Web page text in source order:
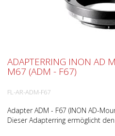
ADAPTERRING INON AD
M67 (ADM - F67)
FL-AR-ADM-F67
Adapter ADM - F67 (INON AD-
Dieser Adapterring ermöglicht
Rotfilter mit M67 Anschluss an